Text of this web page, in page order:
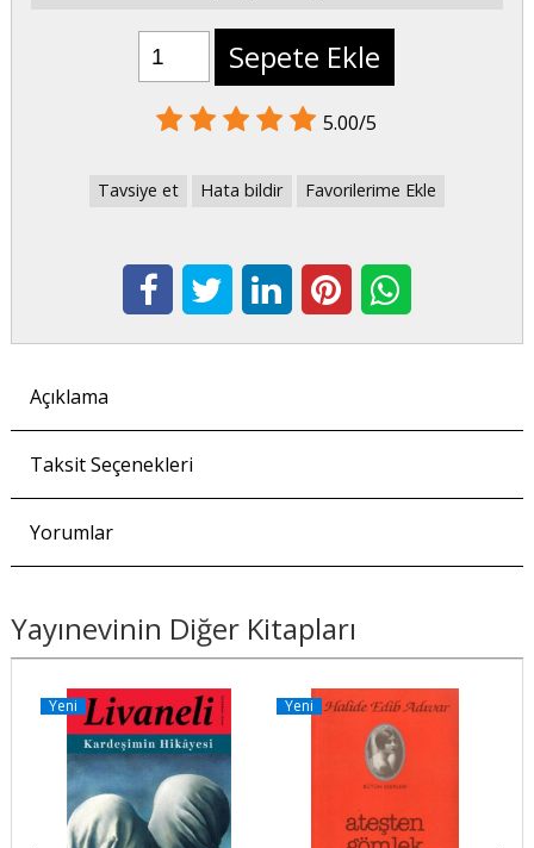
Sepete Ekle
5.00/5
Tavsiye et Hata bildir Favorilerime Ekle
Açıklama
Taksit Seçenekleri
Yorumlar
Yayınevinin Diğer Kitapları
Yeni Yeni